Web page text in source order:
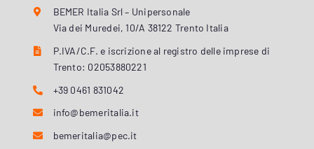
BEMER Italia Srl – Unipersonale
Via dei Muredei, 10/A 38122 Trento Italia
P.IVA/C.F. e iscrizione al registro delle imprese di
Trento: 02053880221
+39 0461 831042
info@bemeritalia.it
bemeritalia@pec.it